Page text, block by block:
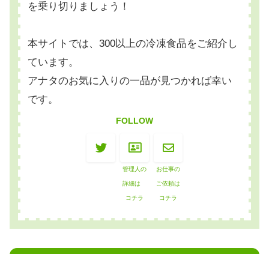
を乗り切りましょう！
本サイトでは、300以上の冷凍食品をご紹介し
ています。
アナタのお気に入りの一品が見つかれば幸い
です。
FOLLOW
管理人の
詳細は
コチラ
お仕事の
ご依頼は
コチラ